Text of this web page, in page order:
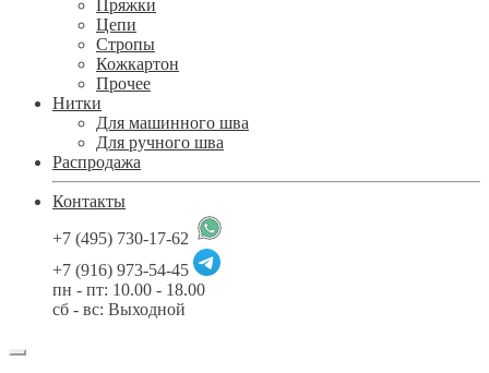
Пряжки
Цепи
Стропы
Кожкартон
Прочее
Нитки
Для машинного шва
Для ручного шва
Распродажа
Контакты
+7 (495) 730-17-62
+7 (916) 973-54-45
пн - пт: 10.00 - 18.00
сб - вс: Выходной